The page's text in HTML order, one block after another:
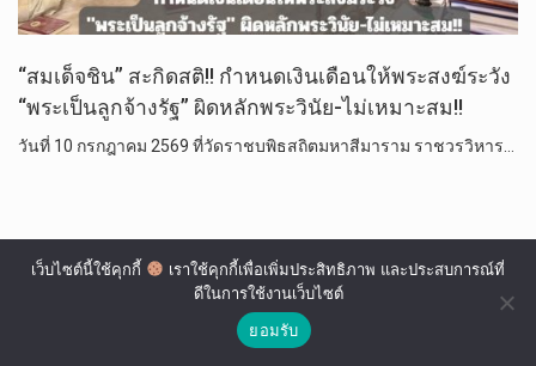
“สมเด็จชิน” สะกิดสติ!! กำหนดเงินเดือนให้พระสงฆ์ระวัง
“พระเป็นลูกจ้างรัฐ” ผิดหลักพระวินัย-ไม่เหมาะสม!!
วันที่ 10 กรกฎาคม 2569 ที่วัดราชบพิธสถิตมหาสีมาราม ราชวรวิหาร…
เว็บไซต์นี้ใช้คุกกี้
เราใช้คุกกี้เพื่อเพิ่มประสิทธิภาพ และประสบการณ์ที่
ดีในการใช้งานเว็บไซต์
ยอมรับ